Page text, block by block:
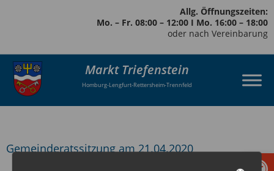
Allg. Öffnungszeiten:
Mo. – Fr. 08:00 – 12:00 I Mo. 16:00 – 18:00
oder nach Vereinbarung
Markt Triefenstein
Homburg-Lengfurt-Rettersheim-Trennfeld
Gemeinderatssitzung am 21.04.2020